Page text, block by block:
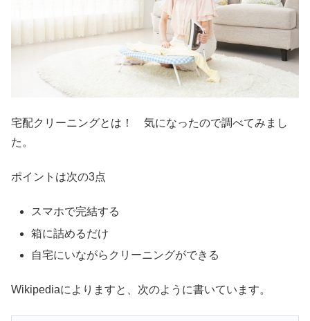
宅配クリーニングとは！ 気になったので調べてみまし
た。
ポイントは次の3点
スマホで完結する
箱に詰めるだけ
自宅にいながらクリーニングができる
Wikipediaによりますと、次のように書いています。